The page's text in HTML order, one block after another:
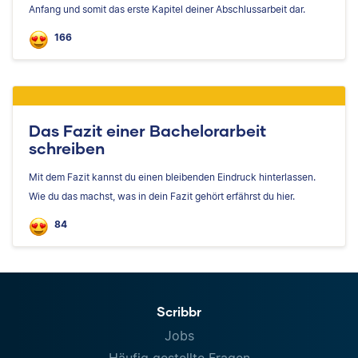
Anfang und somit das erste Kapitel deiner Abschlussarbeit dar.
166
Das Fazit einer Bachelorarbeit
schreiben
Mit dem Fazit kannst du einen bleibenden Eindruck hinterlassen.
Wie du das machst, was in dein Fazit gehört erfährst du hier.
84
Scribbr
Jobs